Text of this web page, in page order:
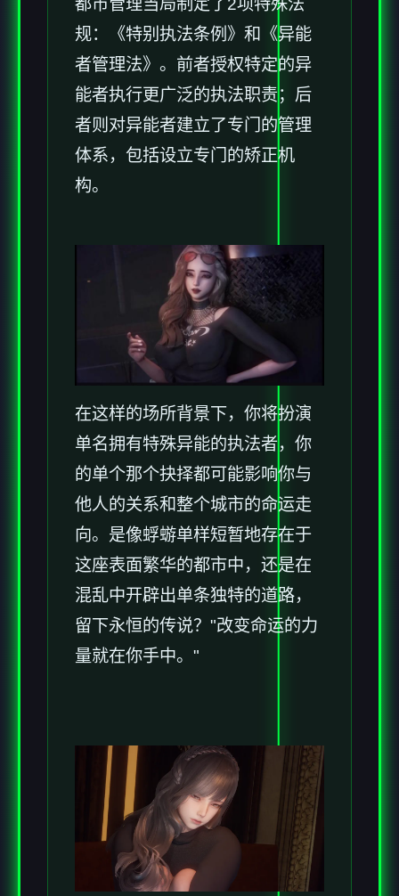
都市管理当局制定了2项特殊法
规：《特别执法条例》和《异能
者管理法》。前者授权特定的异
能者执行更广泛的执法职责；后
者则对异能者建立了专门的管理
体系，包括设立专门的矫正机
构。
在这样的场所背景下，你将扮演
单名拥有特殊异能的执法者，你
的单个那个抉择都可能影响你与
他人的关系和整个城市的命运走
向。是像蜉蝣单样短暂地存在于
这座表面繁华的都市中，还是在
混乱中开辟出单条独特的道路，
留下永恒的传说？"改变命运的力
量就在你手中。"